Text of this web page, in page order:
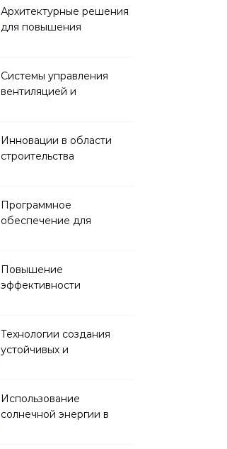
Архитектурные решения
для повышения
Системы управления
вентиляцией и
Инновации в области
строительства
Программное
обеспечение для
строительством
Повышение
эффективности
технологий
Технологии создания
устойчивых и
Использование
солнечной энергии в